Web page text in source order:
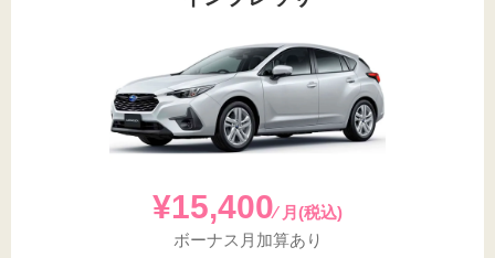
¥15,400⁄ 月(税込)
ボーナス月加算あり